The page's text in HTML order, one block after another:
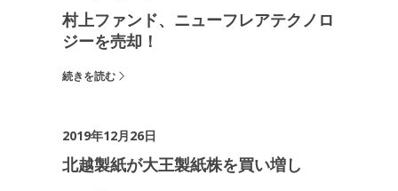
村上ファンド、ニューフレアテクノロ
ジーを売却！
続きを読む
2019年12月26日
北越製紙が大王製紙株を買い増し